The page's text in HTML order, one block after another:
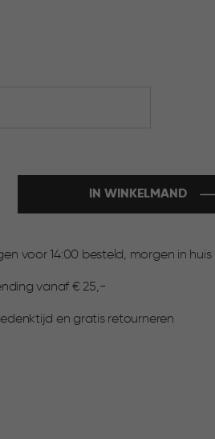
IN WINKELMAND
voor 14:00 besteld, morgen in huis
vanaf € 25,-
en gratis retourneren